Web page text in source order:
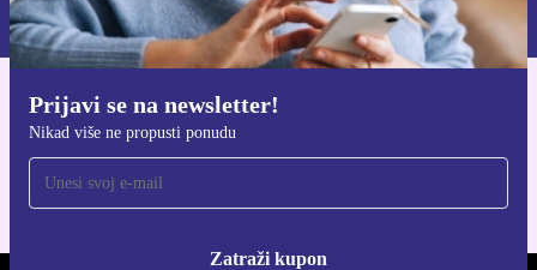
Prijavi se na newsletter!
Nikad više ne propusti ponudu
Zatraži kupon
Pravilima privatnosti.
Preuzmi refurbed aplikaciju
Za iOS i Android